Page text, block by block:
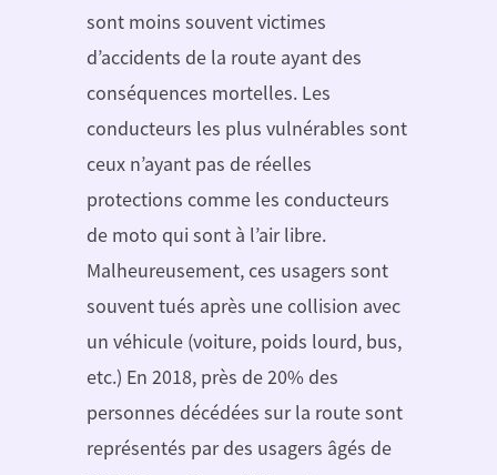
sont moins souvent victimes
d’accidents de la route ayant des
conséquences mortelles. Les
conducteurs les plus vulnérables sont
ceux n’ayant pas de réelles
protections comme les conducteurs
de moto qui sont à l’air libre.
Malheureusement, ces usagers sont
souvent tués après une collision avec
un véhicule (voiture, poids lourd, bus,
etc.) En 2018, près de 20% des
personnes décédées sur la route sont
représentés par des usagers âgés de